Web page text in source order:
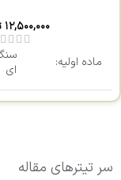
۱۲,۵۰۰,۰۰۰
ماده اولیه:
ای
جهت نصب:
سر تیترهای مقاله